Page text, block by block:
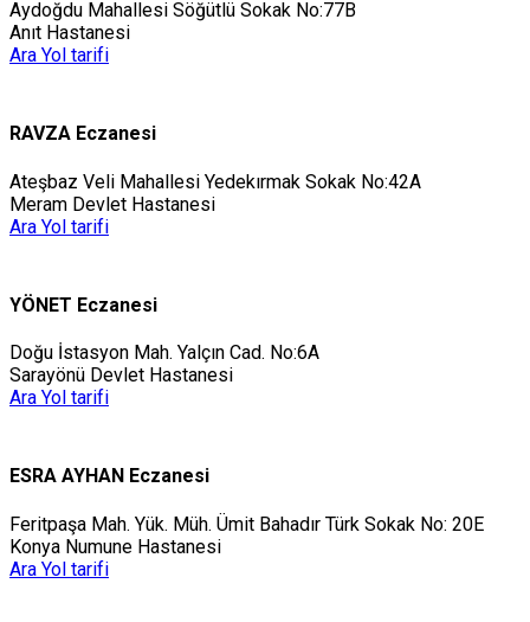
Aydoğdu Mahallesi Söğütlü Sokak No:77B
Anıt Hastanesi
Ara Yol tarifi
RAVZA Eczanesi
Ateşbaz Veli Mahallesi Yedekırmak Sokak No:42A
Meram Devlet Hastanesi
Ara Yol tarifi
YÖNET Eczanesi
Doğu İstasyon Mah. Yalçın Cad. No:6A
Sarayönü Devlet Hastanesi
Ara Yol tarifi
ESRA AYHAN Eczanesi
Feritpaşa Mah. Yük. Müh. Ümit Bahadır Türk Sokak No: 20E
Konya Numune Hastanesi
Ara Yol tarifi